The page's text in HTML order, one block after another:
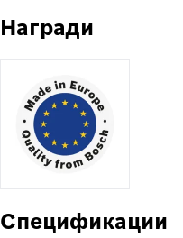
Награди
Спецификации